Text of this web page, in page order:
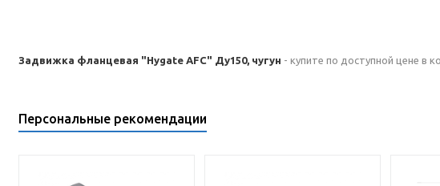
Задвижка фланцевая "Hygate AFC" Ду150, чугун - купите по доступной цене в
Персональные рекомендации